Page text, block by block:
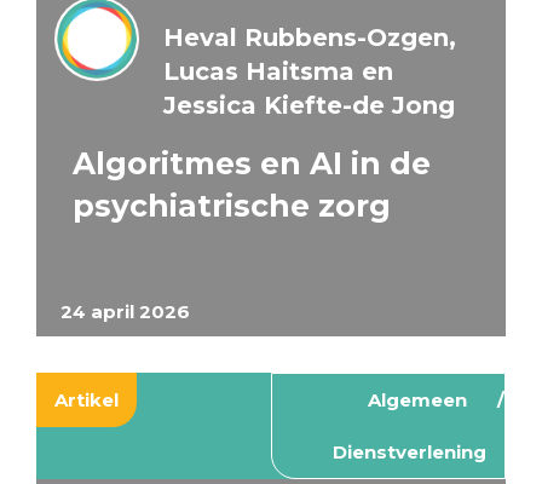
24 april 2026
Heval Rubbens-Ozgen,
Lucas Haitsma en
Jessica Kiefte-de Jong
Algoritmes en AI in de
psychiatrische zorg
Artikel Algemeen
Dienstverlening